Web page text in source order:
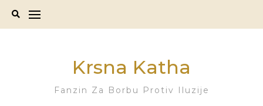
Krsna Katha
Fanzin Za Borbu Protiv Iluzije